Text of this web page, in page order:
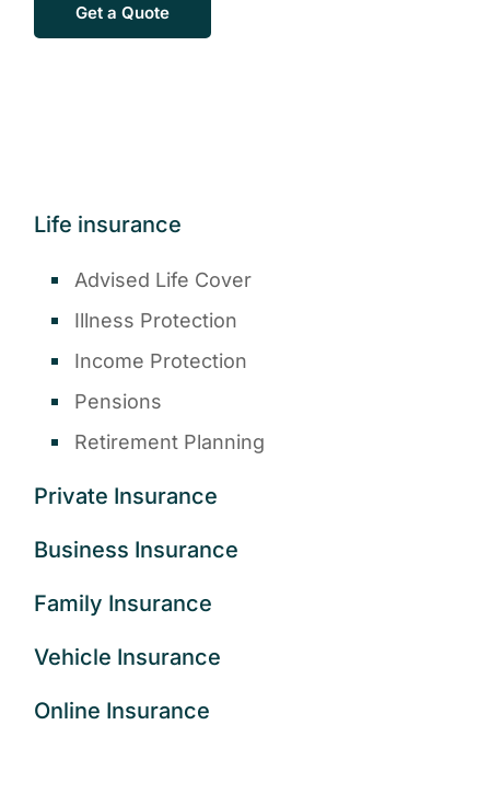
Get a Quote
Life insurance
Advised Life Cover
Illness Protection
Income Protection
Pensions
Retirement Planning
Private Insurance
Business Insurance
Family Insurance
Vehicle Insurance
Online Insurance